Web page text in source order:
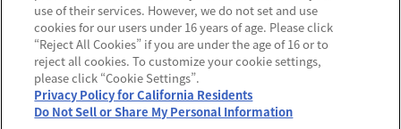
©BANDAI
use of their services. However, we do not set and use
cookies for our users under 16 years of age. Please click
“Reject All Cookies” if you are under the age of 16 or to
reject all cookies. To customize your cookie settings,
please click “Cookie Settings”.
Privacy Policy for California Residents
Do Not Sell or Share My Personal Information